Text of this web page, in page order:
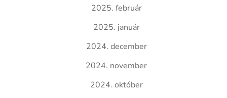
2025. február
2025. január
2024. december
2024. november
2024. október